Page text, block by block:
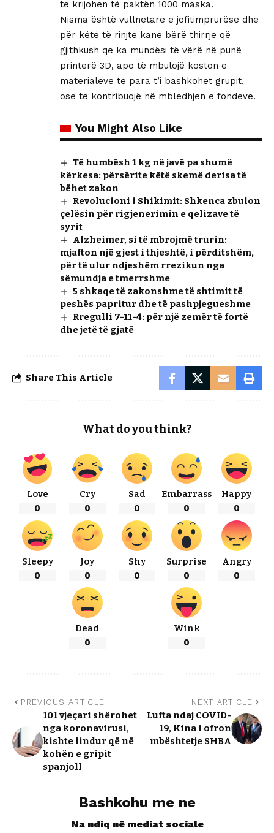
të krijohen të paktën 1000 maska.
Nisma është vullnetare e jofitimprurëse dhe
për këtë të rinjtë kanë bërë thirrje që
gjithkush që ka mundësi të vërë në punë
printerë 3D, apo të mbulojë koston e
materialeve të para t’i bashkohet grupit,
ose të kontribuojë në mbledhjen e fondeve.
You Might Also Like
Të humbësh 1 kg në javë pa shumë
kërkesa: përsërite këtë skemë derisa të
bëhet zakon
Revolucioni i Shikimit: Shkenca zbulon
çelësin për rigjenerimin e qelizave të
syrit
Alzheimer, si të mbrojmë trurin:
mjafton një gjest i thjeshtë, i përditshëm,
për të ulur ndjeshëm rrezikun nga
sëmundja e tmerrshme
5 shkaqe të zakonshme të shtimit të
peshës papritur dhe të pashpjegueshme
Rregulli 7-11-4: për një zemër të fortë
dhe jetë të gjatë
Share This Article
What do you think?
Love
0
Cry
0
Sad
0
Embarrass
0
Happy
0
Sleepy
0
Joy
0
Shy
0
Surprise
0
Angry
0
Dead
0
Wink
0
PREVIOUS ARTICLE
101 vjeçari shërohet
nga koronavirusi,
kishte lindur që në
kohën e gripit
spanjoll
NEXT ARTICLE
Lufta ndaj COVID-
19, Kina i ofron
mbështetje SHBA
Bashkohu me ne
Na ndiq në mediat sociale